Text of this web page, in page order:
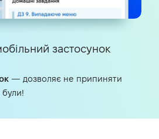
застосунок
— дозволяє не припиняти
були!